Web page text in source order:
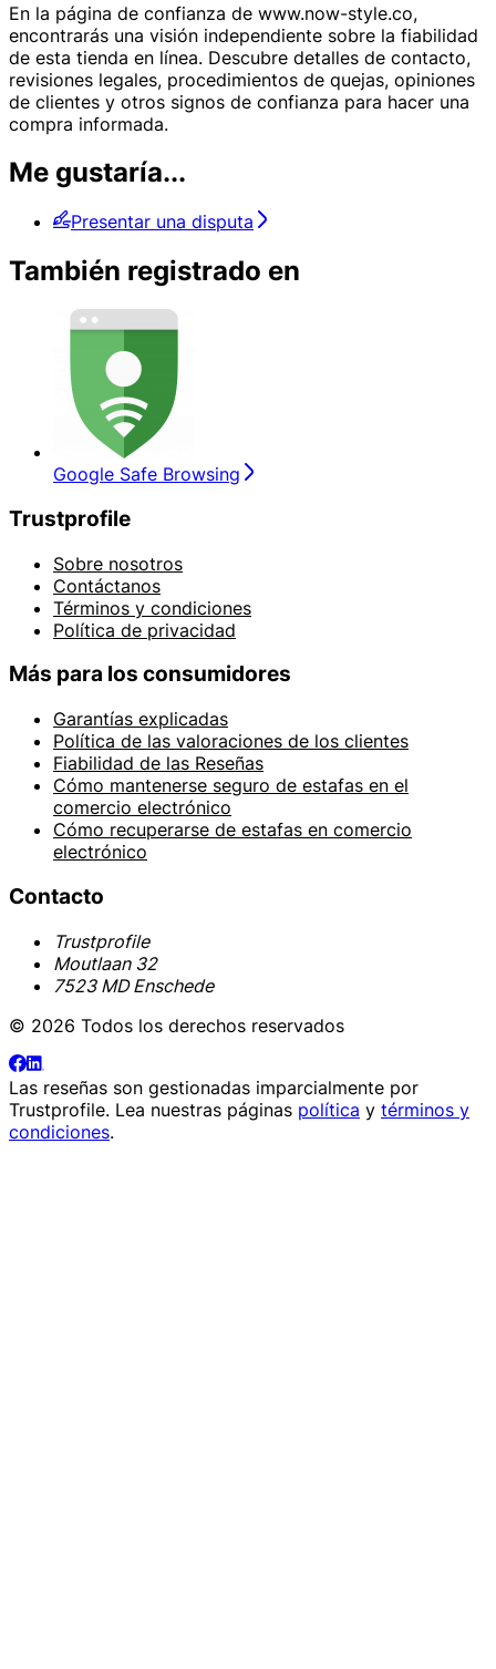
En la página de confianza de www.now-style.co,
encontrarás una visión independiente sobre la fiabilidad
de esta tienda en línea. Descubre detalles de contacto,
revisiones legales, procedimientos de quejas, opiniones
de clientes y otros signos de confianza para hacer una
compra informada.
Me gustaría...
Presentar una disputa
También registrado en
Google Safe Browsing
Trustprofile
Sobre nosotros
Contáctanos
Términos y condiciones
Política de privacidad
Más para los consumidores
Garantías explicadas
Política de las valoraciones de los clientes
Fiabilidad de las Reseñas
Cómo mantenerse seguro de estafas en el
comercio electrónico
Cómo recuperarse de estafas en comercio
electrónico
Contacto
Trustprofile
Moutlaan 32
7523 MD Enschede
© 2026 Todos los derechos reservados
Las reseñas son gestionadas imparcialmente por
Trustprofile. Lea nuestras páginas política y términos y
condiciones.